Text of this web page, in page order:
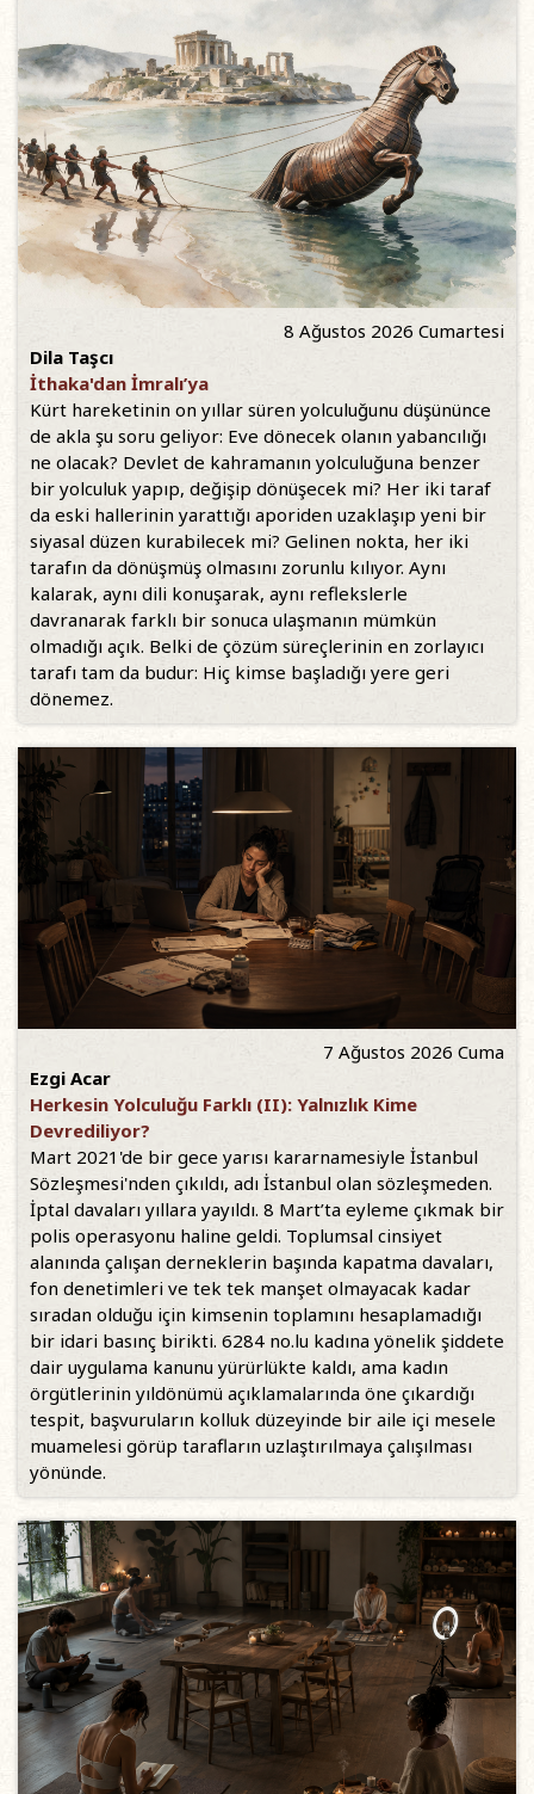
8 Ağustos 2026 Cumartesi
Dila Taşcı
İthaka'dan İmralı’ya
Kürt hareketinin on yıllar süren yolculuğunu düşününce
de akla şu soru geliyor: Eve dönecek olanın yabancılığı
ne olacak? Devlet de kahramanın yolculuğuna benzer
bir yolculuk yapıp, değişip dönüşecek mi? Her iki taraf
da eski hallerinin yarattığı aporiden uzaklaşıp yeni bir
siyasal düzen kurabilecek mi? Gelinen nokta, her iki
tarafın da dönüşmüş olmasını zorunlu kılıyor. Aynı
kalarak, aynı dili konuşarak, aynı reflekslerle
davranarak farklı bir sonuca ulaşmanın mümkün
olmadığı açık. Belki de çözüm süreçlerinin en zorlayıcı
tarafı tam da budur: Hiç kimse başladığı yere geri
dönemez.
7 Ağustos 2026 Cuma
Ezgi Acar
Herkesin Yolculuğu Farklı (II): Yalnızlık Kime
Devrediliyor?
Mart 2021'de bir gece yarısı kararnamesiyle İstanbul
Sözleşmesi'nden çıkıldı, adı İstanbul olan sözleşmeden.
İptal davaları yıllara yayıldı. 8 Mart’ta eyleme çıkmak bir
polis operasyonu haline geldi. Toplumsal cinsiyet
alanında çalışan derneklerin başında kapatma davaları,
fon denetimleri ve tek tek manşet olmayacak kadar
sıradan olduğu için kimsenin toplamını hesaplamadığı
bir idari basınç birikti. 6284 no.lu kadına yönelik şiddete
dair uygulama kanunu yürürlükte kaldı, ama kadın
örgütlerinin yıldönümü açıklamalarında öne çıkardığı
tespit, başvuruların kolluk düzeyinde bir aile içi mesele
muamelesi görüp tarafların uzlaştırılmaya çalışılması
yönünde.